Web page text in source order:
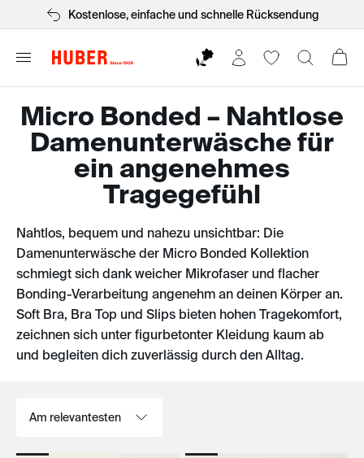
Kostenlose, einfache und schnelle Rücksendung
Micro Bonded – Nahtlose
Damenunterwäsche für
ein angenehmes
Tragegefühl
Nahtlos, bequem und nahezu unsichtbar: Die
Damenunterwäsche der Micro Bonded Kollektion
schmiegt sich dank weicher Mikrofaser und flacher
Bonding-Verarbeitung angenehm an deinen Körper an.
Soft Bra, Bra Top und Slips bieten hohen Tragekomfort,
zeichnen sich unter figurbetonter Kleidung kaum ab
und begleiten dich zuverlässig durch den Alltag.